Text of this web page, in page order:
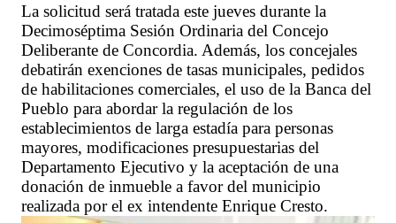
La solicitud será tratada este jueves durante la
Decimoséptima Sesión Ordinaria del Concejo
Deliberante de Concordia. Además, los concejales
debatirán exenciones de tasas municipales, pedidos
de habilitaciones comerciales, el uso de la Banca del
Pueblo para abordar la regulación de los
establecimientos de larga estadía para personas
mayores, modificaciones presupuestarias del
Departamento Ejecutivo y la aceptación de una
donación de inmueble a favor del municipio
realizada por el ex intendente Enrique Cresto.